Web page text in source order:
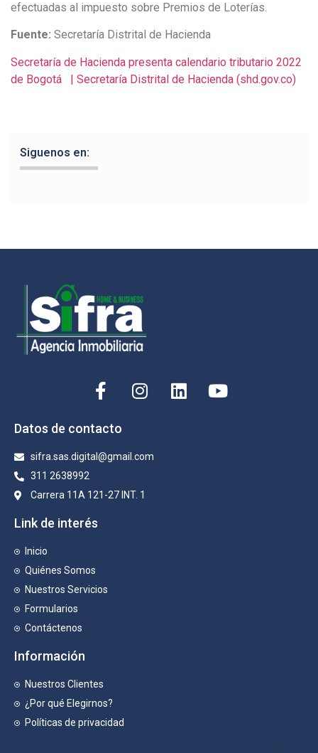
efectuadas al impuesto sobre Premios de Loterías.
Fuente: Secretaría Distrital de Hacienda
Secretaría de Hacienda presenta calendario tributario 2022
de Bogotá | Secretaría Distrital de Hacienda (shd.gov.co)
Siguenos en:
Datos de contacto
sifra.sas.digital@gmail.com
311 2638992
Carrera 11A 121-27 INT. 1
Link de interés
Inicio
Quiénes Somos
Nuestros Servicios
Formularios
Contáctenos
Información
Nuestros Clientes
¿Por qué Elegirnos?
Políticas de privacidad